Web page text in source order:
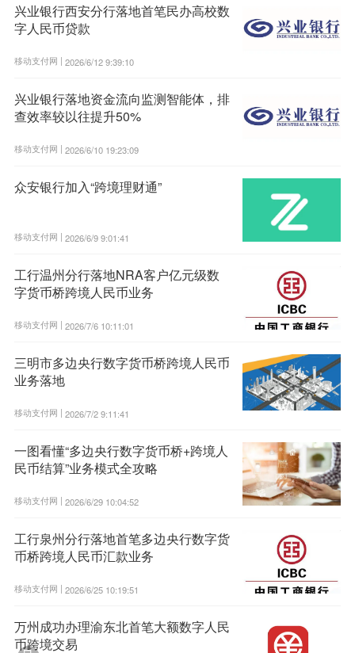
兴业银行西安分行落地首笔民办高校数
字人民币贷款
移动支付网 | 2026/6/12 9:39:10
兴业银行落地资金流向监测智能体，排
查效率较以往提升50%
移动支付网 | 2026/6/10 19:23:09
众安银行加入“跨境理财通”
移动支付网 | 2026/6/9 9:01:41
工行温州分行落地NRA客户亿元级数
字货币桥跨境人民币业务
移动支付网 | 2026/7/6 10:11:01
三明市多边央行数字货币桥跨境人民币
业务落地
移动支付网 | 2026/7/2 9:11:41
一图看懂“多边央行数字货币桥+跨境人
民币结算”业务模式全攻略
移动支付网 | 2026/6/29 10:04:52
工行泉州分行落地首笔多边央行数字货
币桥跨境人民币汇款业务
移动支付网 | 2026/6/25 10:19:51
万州成功办理渝东北首笔大额数字人民
币跨境交易